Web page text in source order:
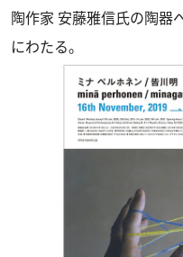
陶作家 安藤雅信氏の陶器
にわたる。